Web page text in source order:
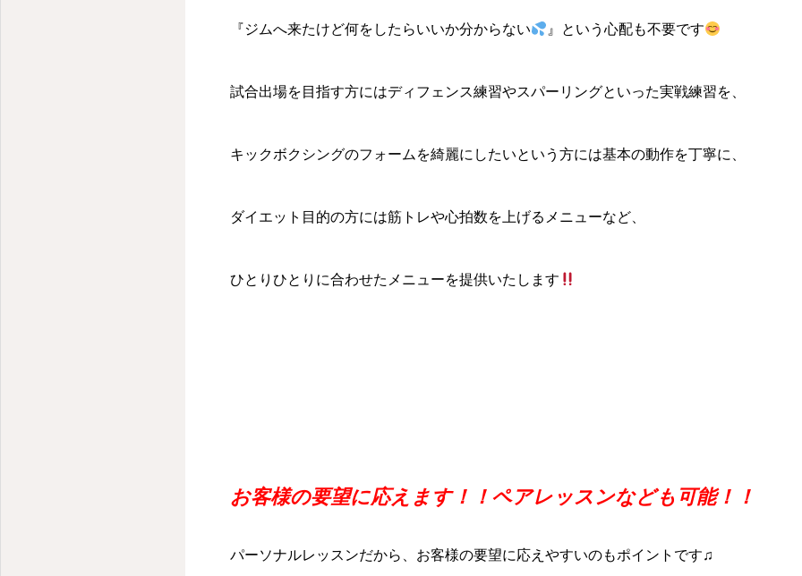
『ジムへ来たけど何をしたらいいか分からない 』という心配も不要です
試合出場を目指す方にはディフェンス練習やスパーリングといった実戦練習を、
キックボクシングのフォームを綺麗にしたいという方には基本の動作を丁寧に、
ダイエット目的の方には筋トレや心拍数を上げるメニューなど、
ひとりひとりに合わせたメニューを提供いたします
お客様の要望に応えます！！ペアレッスンなども可能！！
パーソナルレッスンだから、お客様の要望に応えやすいのもポイントです♫